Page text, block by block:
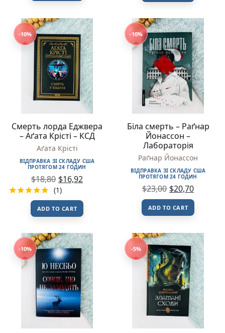
rating
-10%
Смерть лорда Еджвера
– Аґата Крісті – КСД
Аґата Крісті
ВІДПРАВКА ЗІ СКЛАДУ США
ПРОТЯГОМ 24 ГОДИН
$18,80 $16,92
out
rating
(1)
ADD TO CART
-10%
Біла смерть – Раґнар
Йонассон –
Лабораторія
Раґнар Йонассон
ВІДПРАВКА ЗІ СКЛАДУ США
ПРОТЯГОМ 24 ГОДИН
$23,00 $20,70
ADD TO CART
-10% -5%